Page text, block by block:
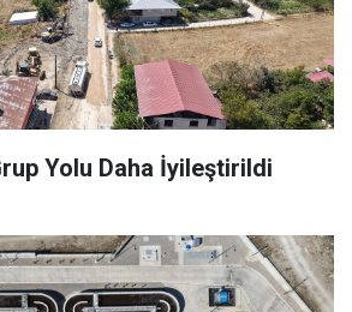
Yolu Daha İyileştirildi